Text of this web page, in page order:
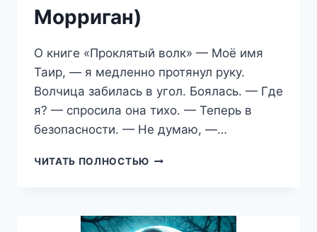
Морриган)
О книге «Проклятый волк» — Моё имя
Таир, — я медленно протянул руку.
Волчица забилась в угол. Боялась. — Где
я? — спросила она тихо. — Теперь в
безопасности. — Не думаю, —…
ЧИТАТЬ ПОЛНОСТЬЮ ПРОКЛЯТЫЙ